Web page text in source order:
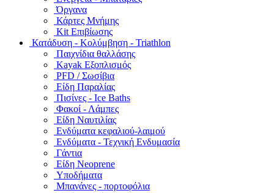
Όργανα
Κάρτες Μνήμης
Kit Επιβίωσης
Κατάδυση - Κολύμβηση - Triathlon
Παιχνίδια θαλλάσης
Kayak Εξοπλισμός
PFD / Σωσίβια
Είδη Παραλίας
Πισίνες - Ice Baths
Φακοί - Λάμπες
Είδη Ναυτιλίας
Ενδύματα κεφαλιού-λαιμού
Ενδύματα - Τεχνική Ενδυμασία
Γάντια
Είδη Neoprene
Υποδήματα
Μπανάνες - πορτοφόλια